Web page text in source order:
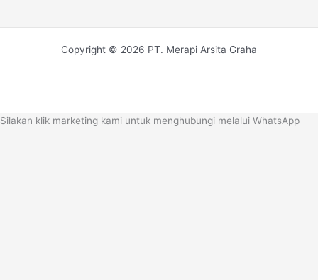
Copyright © 2026 PT. Merapi Arsita Graha
Silakan klik marketing kami untuk menghubungi melalui WhatsApp